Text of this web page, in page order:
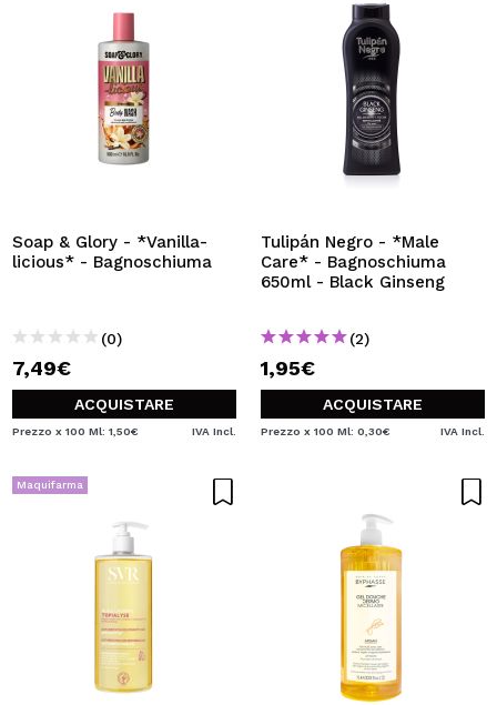
Soap & Glory - *Vanilla-
licious* - Bagnoschiuma
(0)
7,49€
ACQUISTARE
Prezzo x 100 Ml: 1,50€ IVA Incl.
Tulipán Negro - *Male
Care* - Bagnoschiuma
650ml - Black Ginseng
(2)
1,95€
ACQUISTARE
Prezzo x 100 Ml: 0,30€ IVA Incl.
Maquifarma